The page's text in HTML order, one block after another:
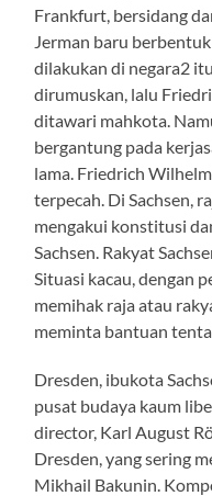
Frankfurt, bersidang
Jerman baru
dilakukan di negara2
dirumuskan, lalu
ditawari mahkota.
bergantung pada
lama. Friedrich
terpecah. Di Sachsen,
mengakui konstitusi
Sachsen. Rakyat
Situasi kacau, dengan
memihak raja atau
meminta bantuan
Dresden, ibukota
pusat budaya kaum
director, Karl August
Dresden, yang sering
Mikhail Bakunin.